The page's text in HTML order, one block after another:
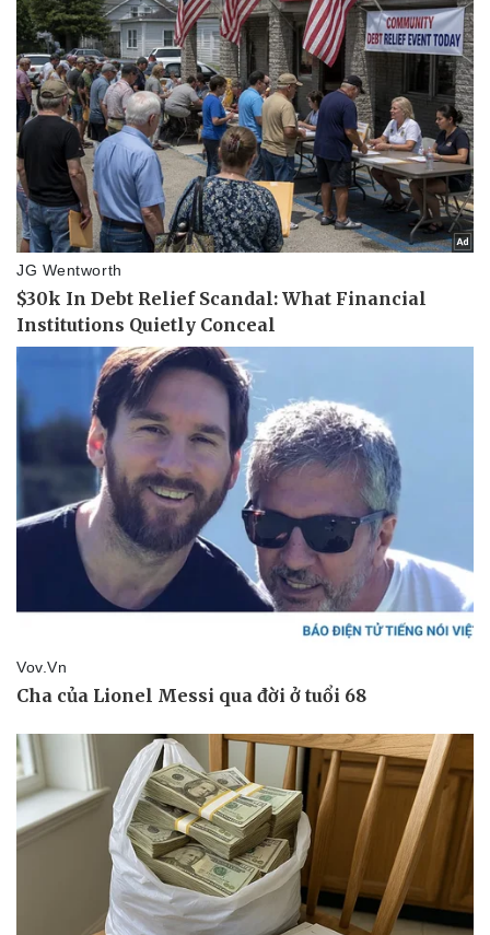
Kinh tế
Bất động sản
Khởi nghiệp
Thị trường
Tỷ giá
Chứng khoán
Giá cà phê